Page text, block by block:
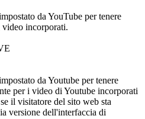
da YouTube per tenere
incorporati.
da Youtube per tenere
per i video di Youtube incorporati
il visitatore del sito web sta
versione dell'interfaccia di